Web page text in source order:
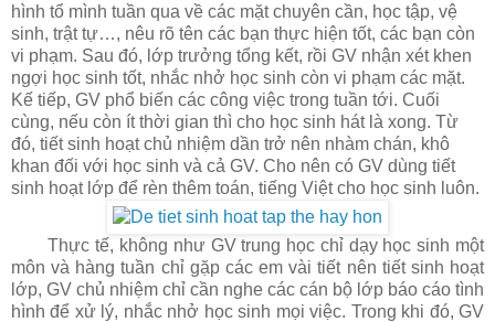
hình tổ mình tuần qua về các mặt chuyên cần, học tập, vệ
sinh, trật tự…, nêu rõ tên các bạn thực hiện tốt, các bạn còn
vi phạm. Sau đó, lớp trưởng tổng kết, rồi GV nhận xét khen
ngợi học sinh tốt, nhắc nhở học sinh còn vi phạm các mặt.
Kế tiếp, GV phổ biến các công việc trong tuần tới. Cuối
cùng, nếu còn ít thời gian thì cho học sinh hát là xong. Từ
đó, tiết sinh hoạt chủ nhiệm dần trở nên nhàm chán, khô
khan đối với học sinh và cả GV. Cho nên có GV dùng tiết
sinh hoạt lớp để rèn thêm toán, tiếng Việt cho học sinh luôn.
Thực tế, không như GV trung học chỉ dạy học sinh một
môn và hàng tuần chỉ gặp các em vài tiết nên tiết sinh hoạt
lớp, GV chủ nhiệm chỉ cần nghe các cán bộ lớp báo cáo tình
hình để xử lý, nhắc nhở học sinh mọi việc. Trong khi đó, GV